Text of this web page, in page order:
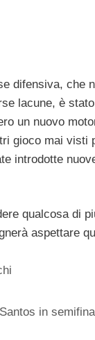
difensiva, che
lacune, è
un nuovo
gioco mai visti
introdotte
qualcosa di
aspettare
in